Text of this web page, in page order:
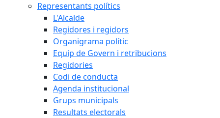
Representants polítics
L'Alcalde
Regidores i regidors
Organigrama polític
Equip de Govern i retribucions
Regidories
Codi de conducta
Agenda institucional
Grups municipals
Resultats electorals